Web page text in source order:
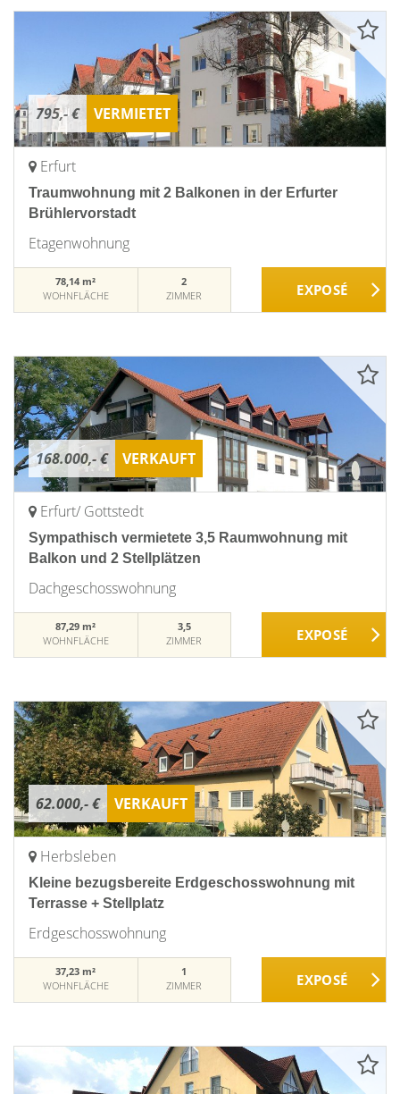
795,- € VERMIETET
Erfurt
Traumwohnung mit 2 Balkonen in der Erfurter
Brühlervorstadt
Etagenwohnung
78,14 m²
WOHNFLÄCHE
2
ZIMMER
168.000,- € VERKAUFT
Erfurt/ Gottstedt
Sympathisch vermietete 3,5 Raumwohnung mit
Balkon und 2 Stellplätzen
Dachgeschosswohnung
87,29 m²
WOHNFLÄCHE
3,5
ZIMMER
62.000,- € VERKAUFT
Herbsleben
Kleine bezugsbereite Erdgeschosswohnung mit
Terrasse + Stellplatz
Erdgeschosswohnung
37,23 m²
WOHNFLÄCHE
1
ZIMMER